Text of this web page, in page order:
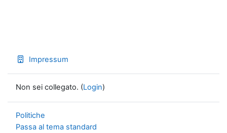
Impressum
Non sei collegato. (Login)
Politiche
Passa al tema standard